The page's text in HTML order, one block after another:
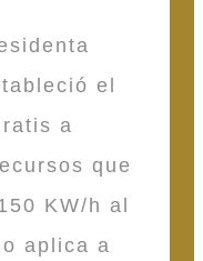
el
a
que
KW/h al
aplica a